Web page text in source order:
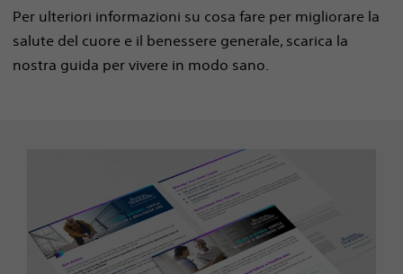
Per ulteriori informazioni su cosa fare per migliorare la
salute del cuore e il benessere generale, scarica la
nostra guida per vivere in modo sano.